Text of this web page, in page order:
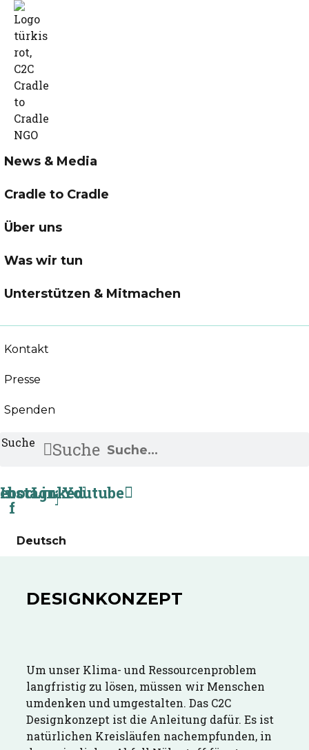
News & Media
Cradle to Cradle
Über uns
Was wir tun
Unterstützen & Mitmachen
Kontakt
Presse
Spenden
Suche Suche
f
Instagram
Linkedin
Youtube
Deutsch
DESIGNKONZEPT
Um unser Klima- und Ressourcenproblem
langfristig zu lösen, müssen wir Menschen
umdenken und umgestalten. Das C2C
Designkonzept ist die Anleitung dafür. Es ist
natürlichen Kreisläufen nachempfunden, in